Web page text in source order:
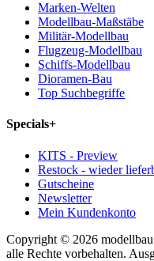
Marken-Welten
Modellbau-Maßstäbe
Militär-Modellbau
Flugzeug-Modellbau
Schiffs-Modellbau
Dioramen-Bau
Top Suchbegriffe
Specials+
KITS - Preview
Restock - wieder
Gutscheine
Newsletter
Mein Kundenkonto
Copyright © 2026
alle Rechte vorbehalten.